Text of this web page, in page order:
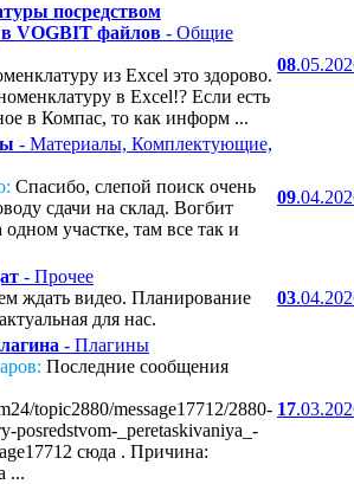
посредством
VOGBIT файлов - Общие
из Excel это здорово.
в Excel!? Если есть
в Компас, то как информ ...
08
- Материалы, Комплектующие,
Спасибо, слепой поиск очень
сдачи на склад. Вогбит
одном участке, там все так и
09
- Прочее
ждать видео. Планирование
для нас.
03
- Плагины
Последние сообщения
topic2880/message17712/2880-
posredstvom-_peretaskivaniya_-
сюда . Причина:
...
17